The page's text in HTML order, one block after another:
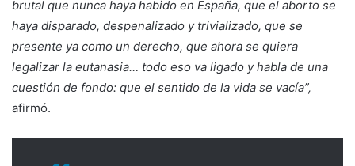
brutal que nunca haya habido en España, que el aborto se
haya disparado, despenalizado y trivializado, que se
presente ya como un derecho, que ahora se quiera
legalizar la eutanasia… todo eso va ligado y habla de una
cuestión de fondo: que el sentido de la vida se vacía”,
afirmó.